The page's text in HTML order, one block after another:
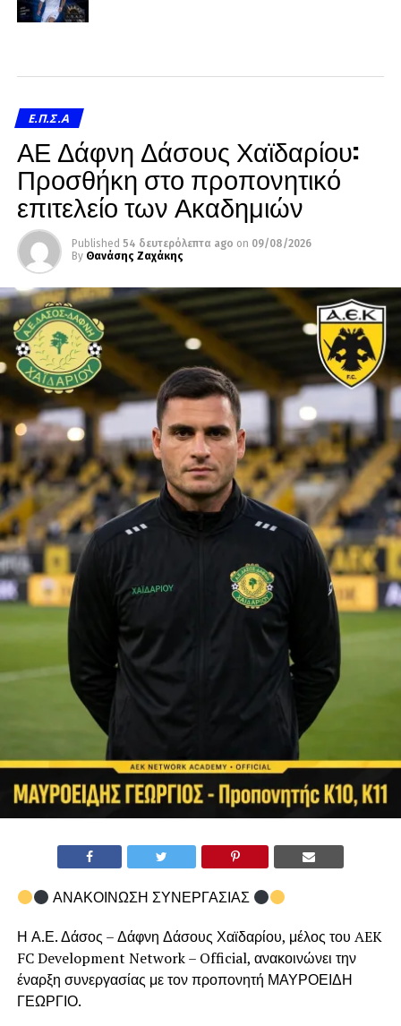
Ε.Π.Σ.Α
ΑΕ Δάφνη Δάσους Χαϊδαρίου:
Προσθήκη στο προπονητικό
επιτελείο των Ακαδημιών
Published 54 δευτερόλεπτα ago on 09/08/2026
By Θανάσης Ζαχάκης
ΑΝΑΚΟΙΝΩΣΗ ΣΥΝΕΡΓΑΣΙΑΣ
Η Α.Ε. Δάσος – Δάφνη Δάσους Χαϊδαρίου, μέλος του AEK
FC Development Network – Official, ανακοινώνει την
έναρξη συνεργασίας με τον προπονητή ΜΑΥΡΟΕΙΔΗ
ΓΕΩΡΓΙΟ.